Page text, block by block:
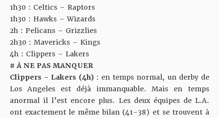
1h30 : Celtics – Raptors
1h30 : Hawks – Wizards
2h : Pelicans – Grizzlies
2h30 : Mavericks – Kings
4h : Clippers – Lakers
# À NE PAS MANQUER
Clippers – Lakers (4h): en temps normal, un derby de
Los Angeles est déjà immanquable. Mais en temps
anormal il l’est encore plus. Les deux équipes de L.A.
ont exactement le même bilan (41-38) et se trouvent à